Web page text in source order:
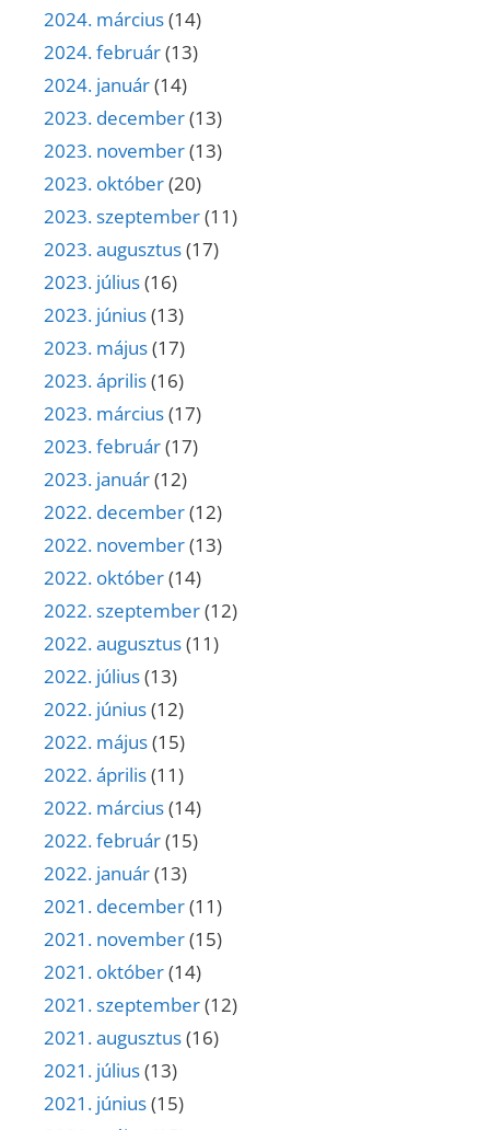
2024. március(14)
2024. február(13)
2024. január(14)
2023. december(13)
2023. november(13)
2023. október(20)
2023. szeptember(11)
2023. augusztus(17)
2023. július(16)
2023. június(13)
2023. május(17)
2023. április(16)
2023. március(17)
2023. február(17)
2023. január(12)
2022. december(12)
2022. november(13)
2022. október(14)
2022. szeptember(12)
2022. augusztus(11)
2022. július(13)
2022. június(12)
2022. május(15)
2022. április(11)
2022. március(14)
2022. február(15)
2022. január(13)
2021. december(11)
2021. november(15)
2021. október(14)
2021. szeptember(12)
2021. augusztus(16)
2021. július(13)
2021. június(15)